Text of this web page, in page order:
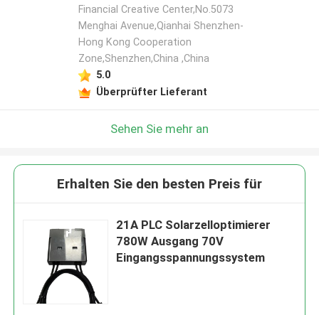
Financial Creative Center,No.5073
Menghai Avenue,Qianhai Shenzhen-
Hong Kong Cooperation
Zone,Shenzhen,China ,China
5.0
Überprüfter Lieferant
Sehen Sie mehr an
Erhalten Sie den besten Preis für
21A PLC Solarzelloptimierer
780W Ausgang 70V
Eingangsspannungssystem